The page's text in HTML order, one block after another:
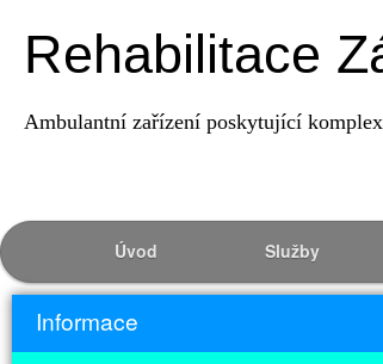
Rehabilitace
Ambulantní zařízení poskytující
Úvod Služby
Informace